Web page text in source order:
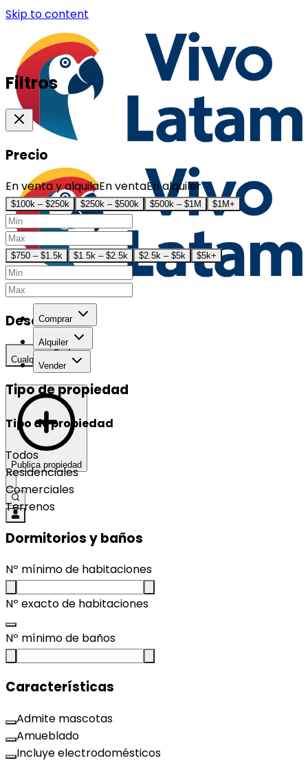
Skip to content
Comprar
Alquiler
Vender
Publica propiedad
Filtros
Precio
En venta y alquilaEn ventaEn alquiler
$100k – $250k $250k – $500k $500k – $1M $1M+
$750 – $1.5k $1.5k – $2.5k $2.5k – $5k $5k+
Desarrollo
Cualquier
Tipo de propiedad
Tipo de propiedad
Todos
Residenciales
Comerciales
Terrenos
Dormitorios y baños
Nº mínimo de habitaciones
Nº exacto de habitaciones
Nº mínimo de baños
Características
Admite mascotas
Amueblado
Incluye electrodomésticos